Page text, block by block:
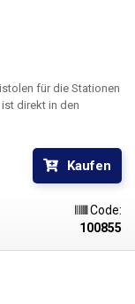
für die Stationen
direkt in den
Kaufen
Code:
100855